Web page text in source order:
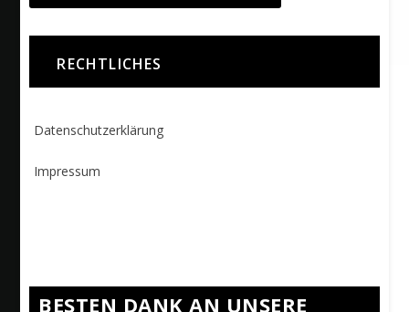
RECHTLICHES
Datenschutzerklärung
Impressum
BESTEN DANK AN UNSERE